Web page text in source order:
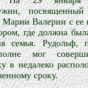
Марии Валерии с ее
где должна
семья.
мог
в недалеко
сроку.